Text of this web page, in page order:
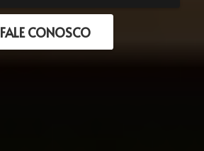
FALE CONOSCO